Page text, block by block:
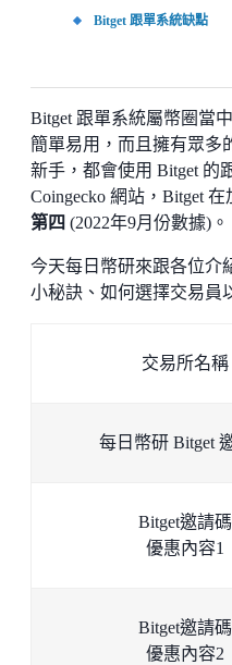
Bitget 跟單系統缺點
Bitget 跟單系統屬幣圈當
簡單易用，而且擁有眾多
新手，都會使用 Bitget 的
Coingecko 網站，Bitget
第四 (2022年9月份數據)。
今天每日幣研來跟各位介
小秘訣、如何選擇交易員
交易所名稱
每日幣研 Bitget
Bitget邀請碼
優惠內容1
Bitget邀請碼
優惠內容2